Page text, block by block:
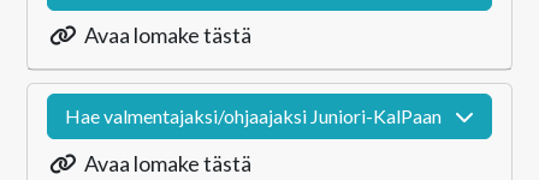
Avaa lomake tästä
Hae valmentajaksi/ohjaajaksi Juniori-KalPaan
Avaa lomake tästä